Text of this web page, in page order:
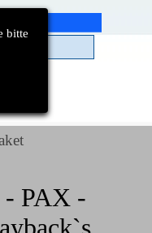
bitte
- PAX -